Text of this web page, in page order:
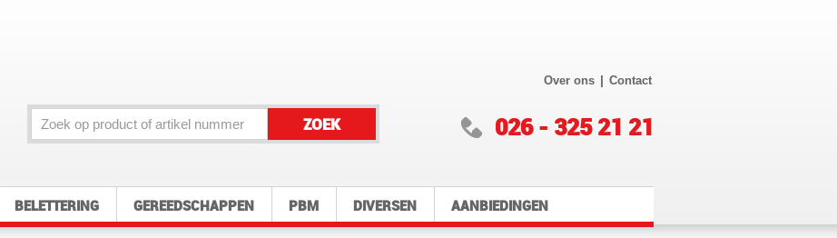
ZOEK
Over ons | Contact
026 - 325 21 21
BELETTERING GEREEDSCHAPPEN PBM DIVERSEN AANBIEDINGEN